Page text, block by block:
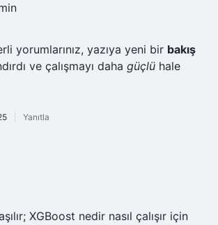
yorumlarınız, yazıya yeni bir bakış
ve çalışmayı daha güçlü hale
Yanıtla
XGBoost nedir nasıl çalışır için